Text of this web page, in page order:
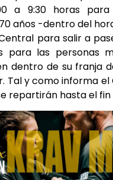
a 9:30 horas para
años -dentro del
para salir a
para las personas
dentro de su franja
Tal y como informa el
repartirán hasta el fin